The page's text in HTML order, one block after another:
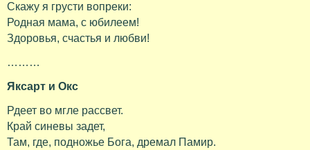
Скажу я грусти вопреки:
Родная мама, с юбилеем!
Здоровья, счастья и любви!
………
Яксарт и Окс
Рдеет во мгле рассвет.
Край синевы задет,
Там, где, подножье Бога, дремал Памир.